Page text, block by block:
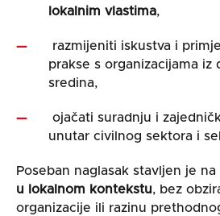
lokalnim vlastima,
razmijeniti iskustva i
prakse s organizacijama iz
sredina,
ojačati suradnju i
unutar civilnog sektora i
Poseban naglasak stavljen je na
u lokalnom kontekstu, bez
organizacije ili razinu